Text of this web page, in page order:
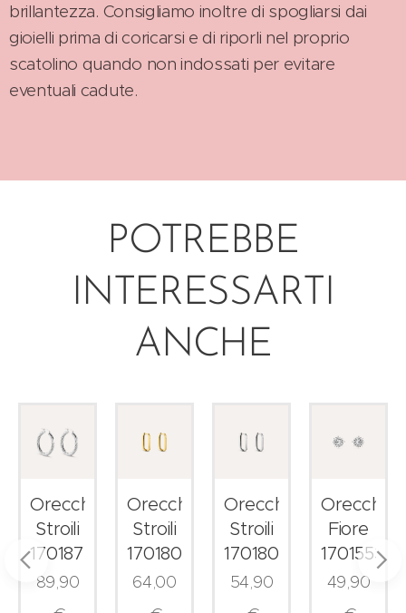
brillantezza. Consigliamo inoltre di spogliarsi dai
gioielli prima di coricarsi e di riporli nel proprio
scatolino quando non indossati per evitare
eventuali cadute.
POTREBBE
INTERESSARTI
ANCHE
Orecchini
Stroili
1701875
89,90
Orecchini
Stroili
1701807
64,00
Orecchini
Stroili
1701804
54,90
Orecchini
Fiore
1701553
49,90